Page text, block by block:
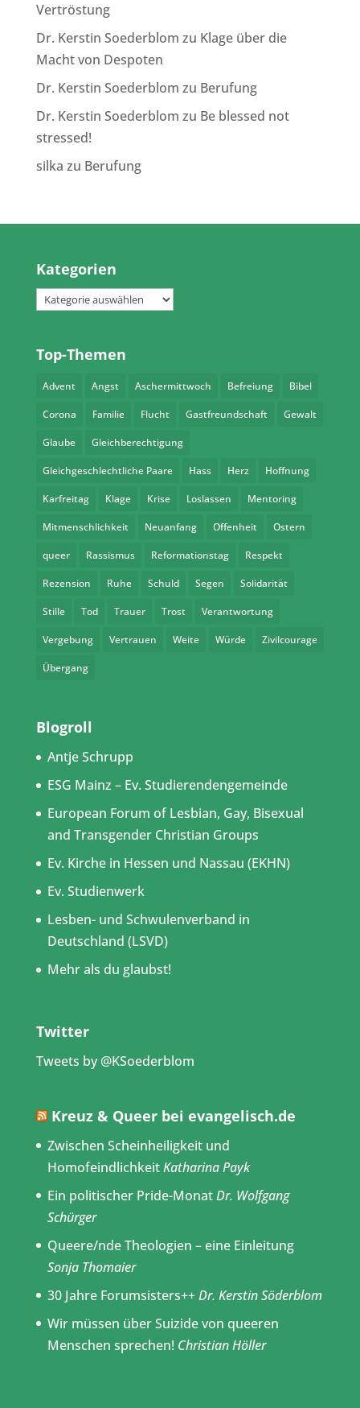
Vertröstung
Dr. Kerstin Soederblom zu Klage über die
Macht von Despoten
Dr. Kerstin Soederblom zu Berufung
Dr. Kerstin Soederblom zu Be blessed not
stressed!
silka zu Berufung
Kategorien
Kategorien
Top-Themen
Advent Angst Aschermittwoch Befreiung Bibel
Corona Familie Flucht Gastfreundschaft Gewalt
Glaube Gleichberechtigung
Gleichgeschlechtliche Paare Hass Herz Hoffnung
Karfreitag Klage Krise Loslassen Mentoring
Mitmenschlichkeit Neuanfang Offenheit Ostern
queer Rassismus Reformationstag Respekt
Rezension Ruhe Schuld Segen Solidarität
Stille Tod Trauer Trost Verantwortung
Vergebung Vertrauen Weite Würde Zivilcourage
Übergang
Blogroll
Antje Schrupp
ESG Mainz – Ev. Studierendengemeinde
European Forum of Lesbian, Gay, Bisexual
and Transgender Christian Groups
Ev. Kirche in Hessen und Nassau (EKHN)
Ev. Studienwerk
Lesben- und Schwulenverband in
Deutschland (LSVD)
Mehr als du glaubst!
Twitter
Tweets by @KSoederblom
Kreuz & Queer bei evangelisch.de
Zwischen Scheinheiligkeit und
HomofeindlichkeitKatharina Payk
Ein politischer Pride-MonatDr. Wolfgang
Schürger
Queere/nde Theologien – eine Einleitung
Sonja Thomaier
30 Jahre Forumsisters++Dr. Kerstin Söderblom
Wir müssen über Suizide von queeren
Menschen sprechen! Christian Höller